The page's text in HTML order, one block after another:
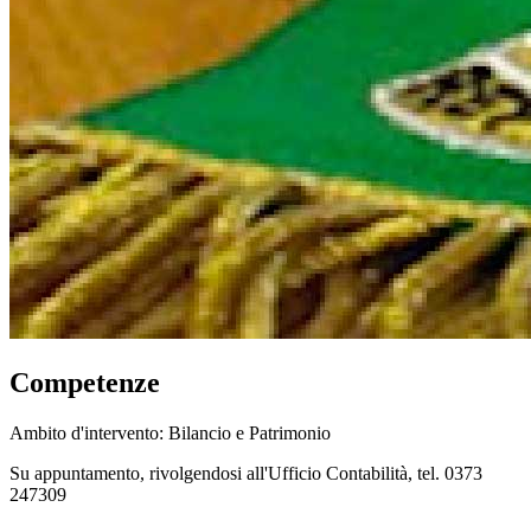
Competenze
Ambito d'intervento: Bilancio e Patrimonio
Su appuntamento, rivolgendosi all'Ufficio Contabilità, tel. 0373
247309